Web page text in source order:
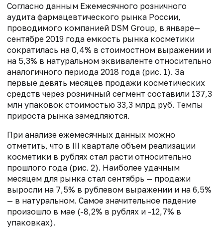
Согласно данным Ежемесячного розничного
аудита фармацевтического рынка России,
проводимого компанией DSM Group, в январе—
сентябре 2019 года емкость рынка косметики
сократилась на 0,4% в стоимостном выражении и
на 5,3% в натуральном эквиваленте относительно
аналогичного периода 2018 года (рис. 1). За
первые девять месяцев продажи косметических
средств через розничный сегмент составили 137,3
млн упаковок стоимостью 33,3 млрд руб. Темпы
прироста рынка замедляются.
При анализе ежемесячных данных можно
отметить, что в III квартале объем реализации
косметики в рублях стал расти относительно
прошлого года (рис. 2). Наиболее удачным
месяцем для рынка стал сентябрь — продажи
выросли на 7,5% в рублевом выражении и на 6,5%
— в натуральном. Самое значительное падение
произошло в мае (-8,2% в рублях и -12,7% в
упаковках).